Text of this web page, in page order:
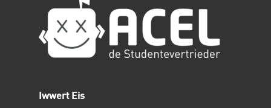
Iwwert Eis